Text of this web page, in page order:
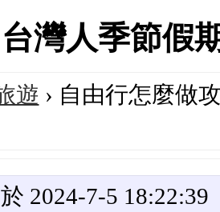
台灣人季節假
遊 › 自由行怎麼做
2024-7-5 18:22:39